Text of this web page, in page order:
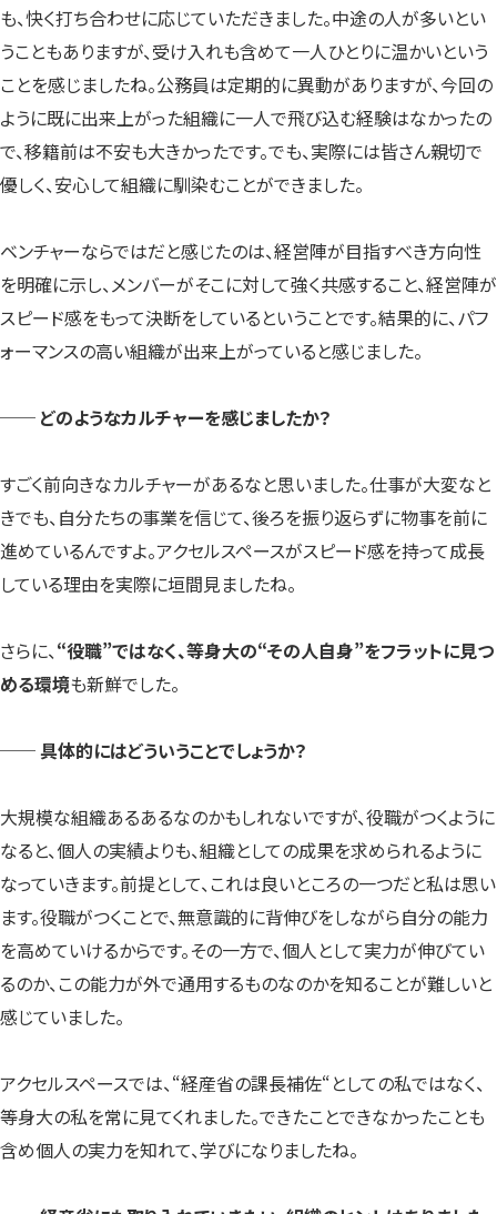
も、快く打ち合わせに応じていただきました。中途の人が多いとい
うこともありますが、受け入れも含めて一人ひとりに温かいという
ことを感じましたね。公務員は定期的に異動がありますが、今回の
ように既に出来上がった組織に一人で飛び込む経験はなかったの
で、移籍前は不安も大きかったです。でも、実際には皆さん親切で
優しく、安心して組織に馴染むことができました。
ベンチャーならではだと感じたのは、経営陣が目指すべき方向性
を明確に示し、メンバーがそこに対して強く共感すること、経営陣が
スピード感をもって決断をしているということです。結果的に、パフ
ォーマンスの高い組織が出来上がっていると感じました。
── どのようなカルチャーを感じましたか？
すごく前向きなカルチャーがあるなと思いました。仕事が大変なと
きでも、自分たちの事業を信じて、後ろを振り返らずに物事を前に
進めているんですよ。アクセルスペースがスピード感を持って成長
している理由を実際に垣間見ましたね。
さらに、“役職”ではなく、等身大の“その人自身”をフラットに見つ
める環境も新鮮でした。
── 具体的にはどういうことでしょうか？
大規模な組織あるあるなのかもしれないですが、役職がつくように
なると、個人の実績よりも、組織としての成果を求められるように
なっていきます。前提として、これは良いところの一つだと私は思い
ます。役職がつくことで、無意識的に背伸びをしながら自分の能力
を高めていけるからです。その一方で、個人として実力が伸びてい
るのか、この能力が外で通用するものなのかを知ることが難しいと
感じていました。
アクセルスペースでは、“経産省の課長補佐“としての私ではなく、
等身大の私を常に見てくれました。できたことできなかったことも
含め個人の実力を知れて、学びになりましたね。